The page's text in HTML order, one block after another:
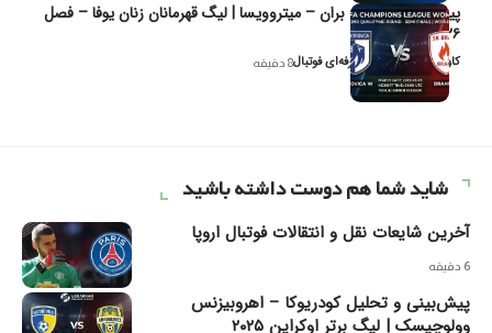
پیش‌بینی و تحلیل بران – میتروویسا | لیگ قهرمانان زنان یوفا – فصل
۲۰۲۶
کاوه نیک‌فر، تحلیل‌گر حرفه‌ای فوتبال8 دقیقه
شاید شما هم دوست داشته باشید
آخرین شایعات نقل و انتقالات فوتبال اروپا
6 دقیقه
پیش‌بینی و تحلیل کودریوکا – اهروبیزنس
وولوچیسک | لیگ برتر اوکراین ۲۰۲۵